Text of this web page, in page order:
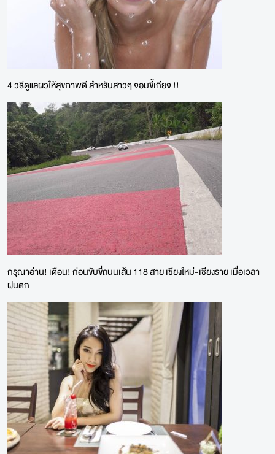
4 วิธีดูแลผิวให้สุขภาพดี สำหรับสาวๆ จอมขี้เกียจ !!
กรุณาอ่าน! เตือน! ก่อนขับขี่ถนนเส้น 118 สาย เชียงใหม่-เชียงราย เมื่อเวลา
ฝนตก